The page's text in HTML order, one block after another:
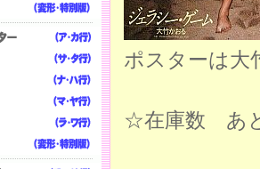
ポスターは大
☆在庫数 あ